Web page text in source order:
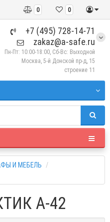
0
0
+7 (495) 728-14-71
zakaz@a-safe.ru
Пн-Пт: 10:00-18:00, Сб-Вс: Выходной
Москва, 5-й Донской пр-д, 15
строение 11
И МЕБЕЛЬ
А-42